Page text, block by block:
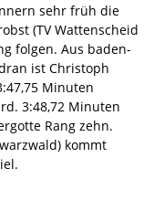
sehr früh die
(TV Wattenscheid
folgen. Aus baden-
ist Christoph
Minuten
3:48,72 Minuten
Rang zehn.
kommt